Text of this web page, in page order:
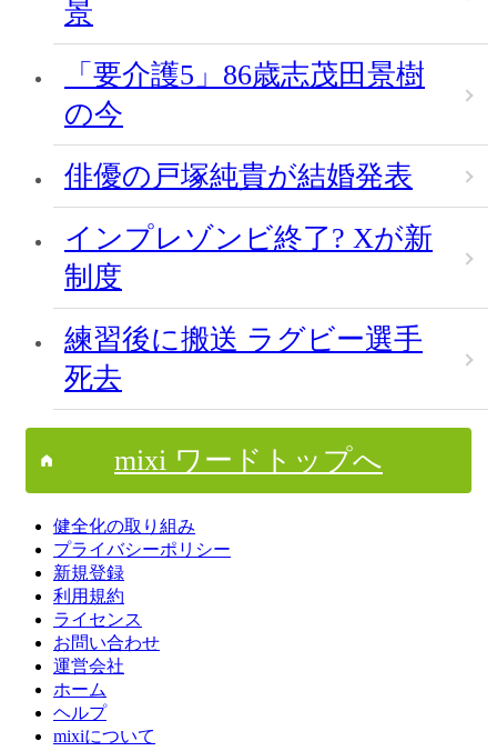
景
「要介護5」86歳志茂田景樹
の今
俳優の戸塚純貴が結婚発表
インプレゾンビ終了? Xが新
制度
練習後に搬送 ラグビー選手
死去
mixi ワードトップへ
健全化の取り組み
プライバシーポリシー
新規登録
利用規約
ライセンス
お問い合わせ
運営会社
ホーム
ヘルプ
mixiについて